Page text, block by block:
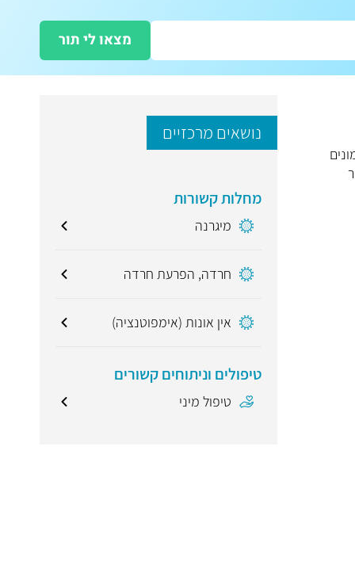
מצאו לי תור
נושאים מרכזיים
מחלות קשורות
מיגרנה
חרדה, הפרעת חרדה
אין אונות (אימפוטנציה)
טיפולים וניתוחים קשורים
טיפול מיני